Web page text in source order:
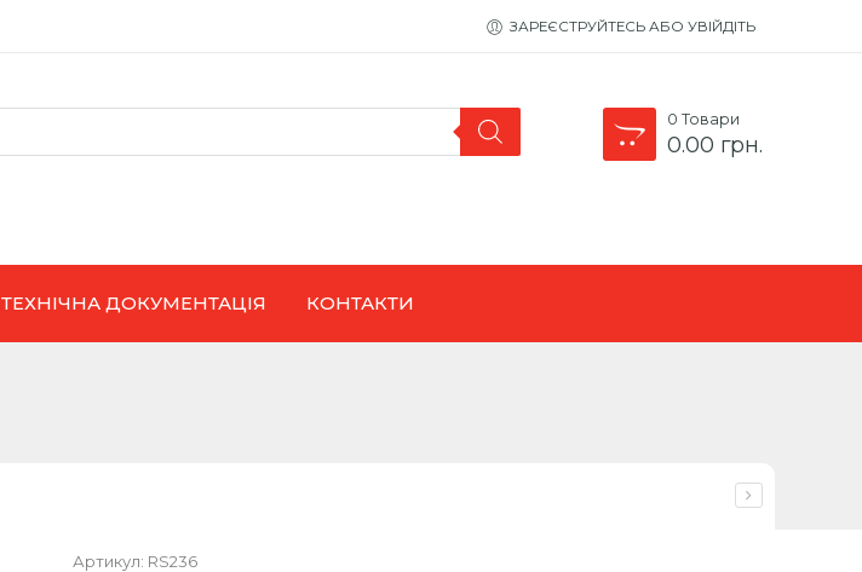
ЗАРЕЄСТРУЙТЕСЬ АБО УВІЙДІТЬ
0 Товари
0.00 грн.
ТЕХНІЧНА ДОКУМЕНТАЦІЯ КОНТАКТИ
Артикул: RS236